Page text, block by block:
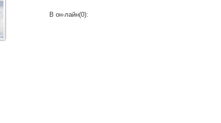
В он-лайн(0):